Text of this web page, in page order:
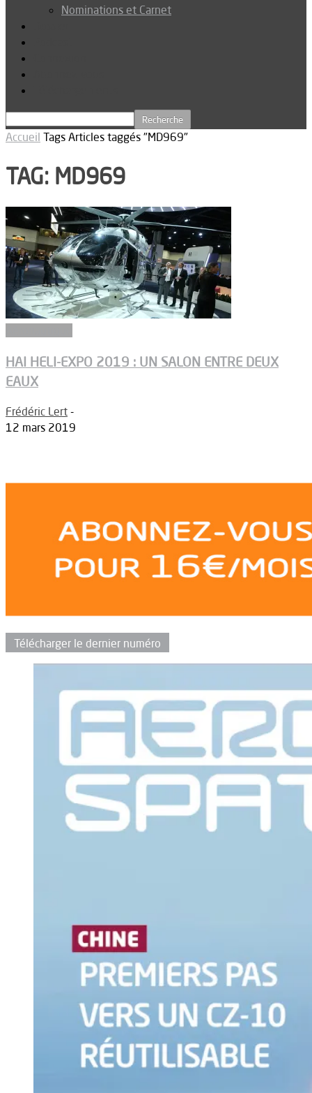
Nominations et Carnet
Accueil Tags Articles taggés "MD969"
TAG: MD969
HAI HELI-EXPO 2019 : UN SALON ENTRE DEUX
EAUX
Frédéric Lert -
12 mars 2019
Télécharger le dernier numéro